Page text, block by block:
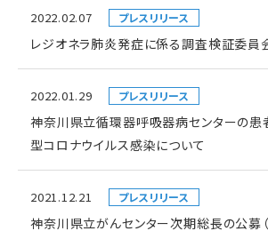
2022.02.07 プレスリリース
レジオネラ肺炎発症に係る調査検証委員
2022.01.29 プレスリリース
神奈川県立循環器呼吸器病センターの患
型コロナウイルス感染について
2021.12.21 プレスリリース
神奈川県立がんセンター次期総長の公募